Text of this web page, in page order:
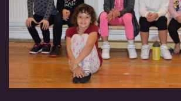
FOTOALBUM
ZÁVODY
TRENÉŘI